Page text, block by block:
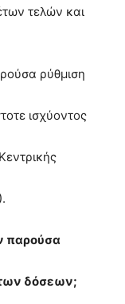
τελών και
ρύθμιση
ισχύοντος
παρούσα
δόσεων;